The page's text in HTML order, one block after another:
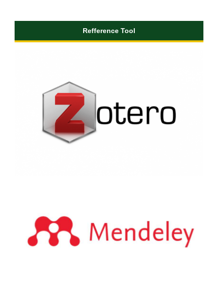
Refference Tool